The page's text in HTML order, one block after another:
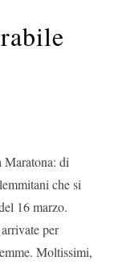
Maratona: di
che si
16 marzo.
per
Moltissimi,